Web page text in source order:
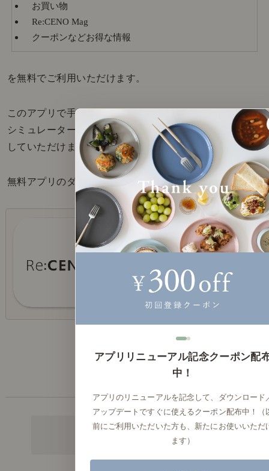
お買い物
Re:CENO Mag
クーポンなどお得な情報
を無料でご利用いただけます。
このアプリで手軽にインテリアを学んだり、
シミュレーターでお部屋イメージを確かめたり
していただけます。
無料アプリのダウンロードは、以下から
リセノ公式アプリのダウンロード
はこちら
アプリリニューアル記念クーポン配
中！
アプリのリニューアルを記念して、ダウンロード
アップデートですぐに使えるクーポン配布中！（
前にご利用いただいた方も、新たにお使いいただ
ます）